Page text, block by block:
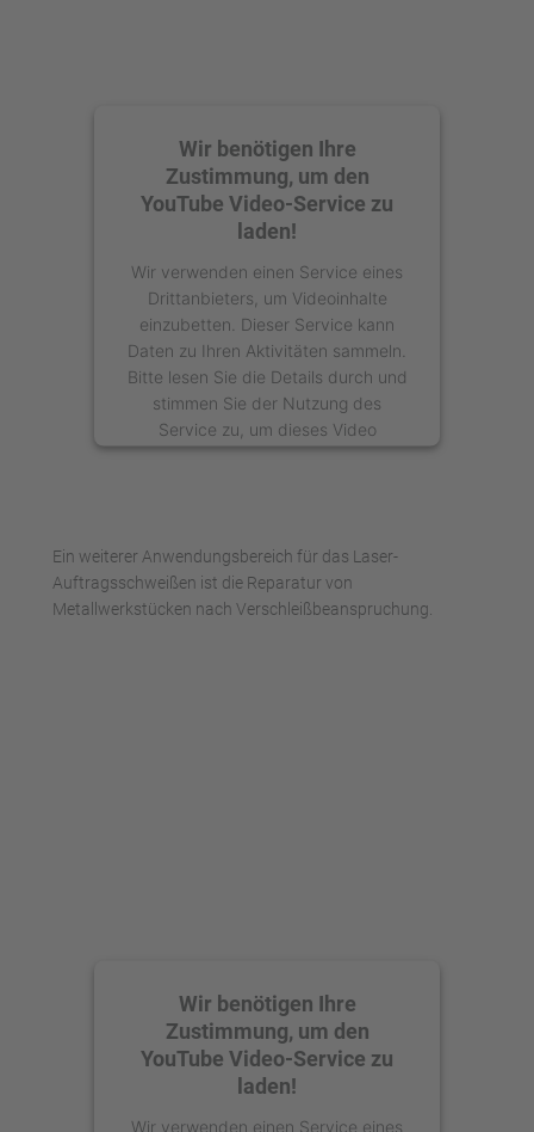
Wir benötigen Ihre
Zustimmung, um den
YouTube Video-Service zu
laden!
Wir verwenden einen Service eines
Drittanbieters, um Videoinhalte
einzubetten. Dieser Service kann
Daten zu Ihren Aktivitäten sammeln.
Bitte lesen Sie die Details durch und
stimmen Sie der Nutzung des
Service zu, um dieses Video
anzusehen.
Akzeptieren
Usercentrics Consent
Ein weiterer Anwendungsbereich für das Laser-
Auftragsschweißen ist die Reparatur von
Metallwerkstücken nach Verschleißbeanspruchung.
Wir benötigen Ihre
Zustimmung, um den
YouTube Video-Service zu
laden!
Wir verwenden einen Service eines